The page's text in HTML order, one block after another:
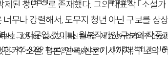
제된 청년’으로 존재했다. 그의 대표작 「소설가
너무나 강렬해서, 도무지 청년 아닌 구보를 상
그 때문일 것이다. 월북작가인 구보의 작품
가? 소설, 평론, 연극, 신문기사까지, 구보의
번호 : 105-81-63672ㅣ통신판매업 : 제 2009-경기파주-
031-955-3399 ㅣcnc@changbi.comㅣ개인정보책임자 : 신